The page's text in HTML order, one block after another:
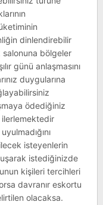
dinlendirebilir
salonuna bölgeler
günü anlaşmasını
duygularına
ödediğiniz
ilerlemektedir
isteyenlerin
istediğinizde
kişileri tercihleri
davranır eskortu
olacaksa.